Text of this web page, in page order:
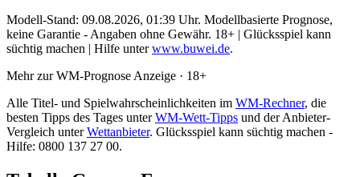
Modell-Stand: 09.08.2026, 01:39 Uhr. Modellbasierte Prognose,
keine Garantie - Angaben ohne Gewähr. 18+ | Glücksspiel kann
süchtig machen | Hilfe unterwww.buwei.de.
Mehr zur WM-Prognose Anzeige · 18+
Alle Titel- und Spielwahrscheinlichkeiten im WM-Rechner, die
besten Tipps des Tages unterWM-Wett-Tipps und der Anbieter-
Vergleich unterWettanbieter. Glücksspiel kann süchtig machen -
Hilfe: 0800 137 27 00.